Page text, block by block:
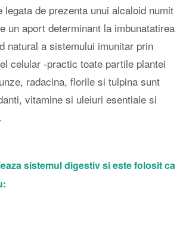
legata de prezenta unui alcaloid numit
un aport determinant la imbunatatirea
natural a sistemului imunitar prin
celular -practic toate partile plantei
radacina, florile si tulpina sunt
vitamine si uleiuri esentiale si
sistemul digestiv si este folosit ca